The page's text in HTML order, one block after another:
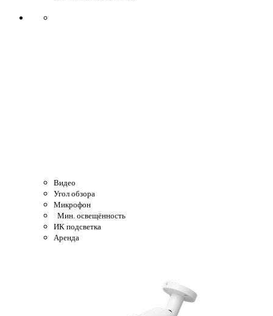
Видео
Угол обзора
Микрофон
Мин. освещённость
ИК подсветка
Аренда